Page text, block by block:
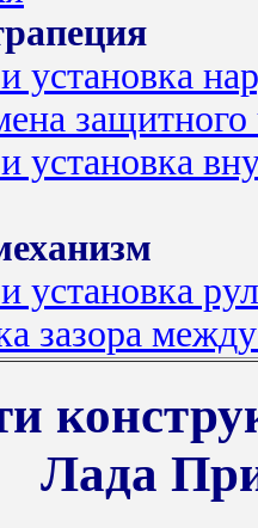
установка
установка
установка
зазора
Лада